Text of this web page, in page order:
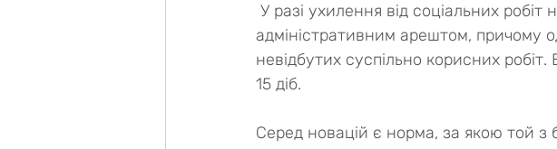
адміністративним арештом, причому
невідбутих суспільно корисних
15 діб.
Серед новацій є норма, за якою той з